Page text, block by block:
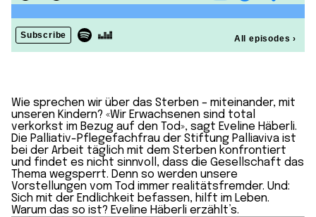
Wie sprechen wir über das Sterben – miteinander, mit
unseren Kindern? «Wir Erwachsenen sind total
verkorkst im Bezug auf den Tod», sagt Eveline Häberli.
Die Palliativ-Pflegefachfrau der Stiftung Palliaviva ist
bei der Arbeit täglich mit dem Sterben konfrontiert
und findet es nicht sinnvoll, dass die Gesellschaft das
Thema wegsperrt. Denn so werden unsere
Vorstellungen vom Tod immer realitätsfremder. Und:
Sich mit der Endlichkeit befassen, hilft im Leben.
Warum das so ist? Eveline Häberli erzählt’s.